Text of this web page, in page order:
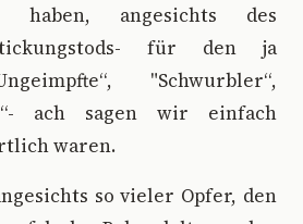
haben, angesichts des
für den ja
"Schwurbler“,
ach sagen wir einfach
waren.
so vieler Opfer, den